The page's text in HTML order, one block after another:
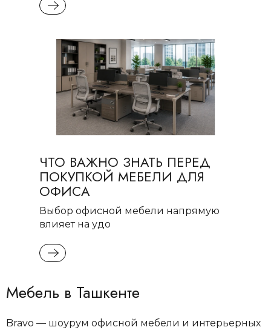
READ MORE
ЧТО ВАЖНО ЗНАТЬ ПЕРЕД
ПОКУПКОЙ МЕБЕЛИ ДЛЯ
ОФИСА
Выбор офисной мебели напрямую
влияет на удо
READ MORE
Мебель в Ташкенте
Bravo — шоурум офисной мебели и интерьерных